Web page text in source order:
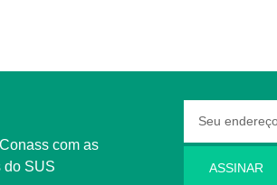
do SUS
ASSINAR